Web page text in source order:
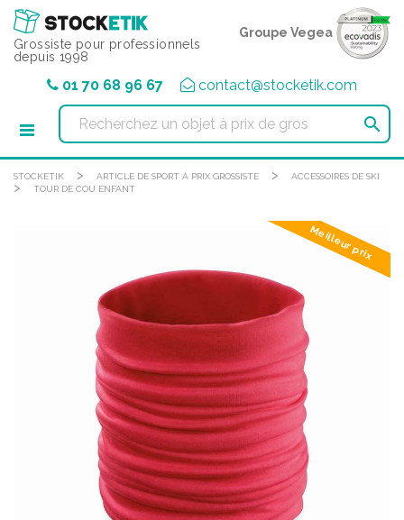
Grossiste pour professionnels
depuis 1998
Groupe Vegea
01 70 68 96 67 contact@stocketik.com

STOCKETIK > ARTICLE DE SPORT À PRIX GROSSISTE > ACCESSOIRES DE SKI
> TOUR DE COU ENFANT
Meilleur prix
Panneau de gestion des cookies